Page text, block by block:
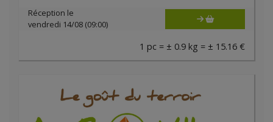
Réception le
vendredi 14/08 (09:00)
1 pc = ± 0.9 kg = ± 15.16 €